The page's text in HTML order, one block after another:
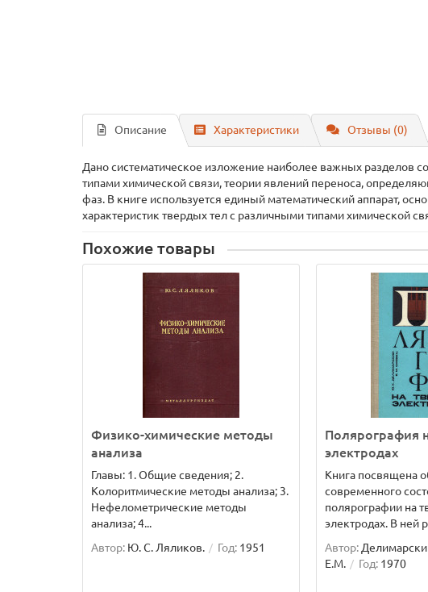
Описание Характеристики Отзывы (0)
Дано систематическое изложение наиболее важных разделов
типами химической связи, теории явлений переноса,
фаз. В книге используется единый математический аппарат,
характеристик твердых тел с различными типами химической
Похожие товары
Физико-химические методы
анализа
Главы: 1. Общие сведения; 2.
Колоритмические методы анализа; 3.
Нефелометрические методы
анализа; 4...
Автор: Ю. С. Ляликов. Год: 1951
Полярография
электродах
Книга посвящена
современного
полярографии на
электродах. В ней
Автор:
Е.М.
Год: 1970